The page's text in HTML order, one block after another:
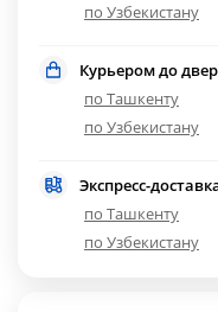
по Узбекистану
Курьером до
по Ташкенту
по Узбекистану
Экспресс-
по Ташкенту
по Узбекистану